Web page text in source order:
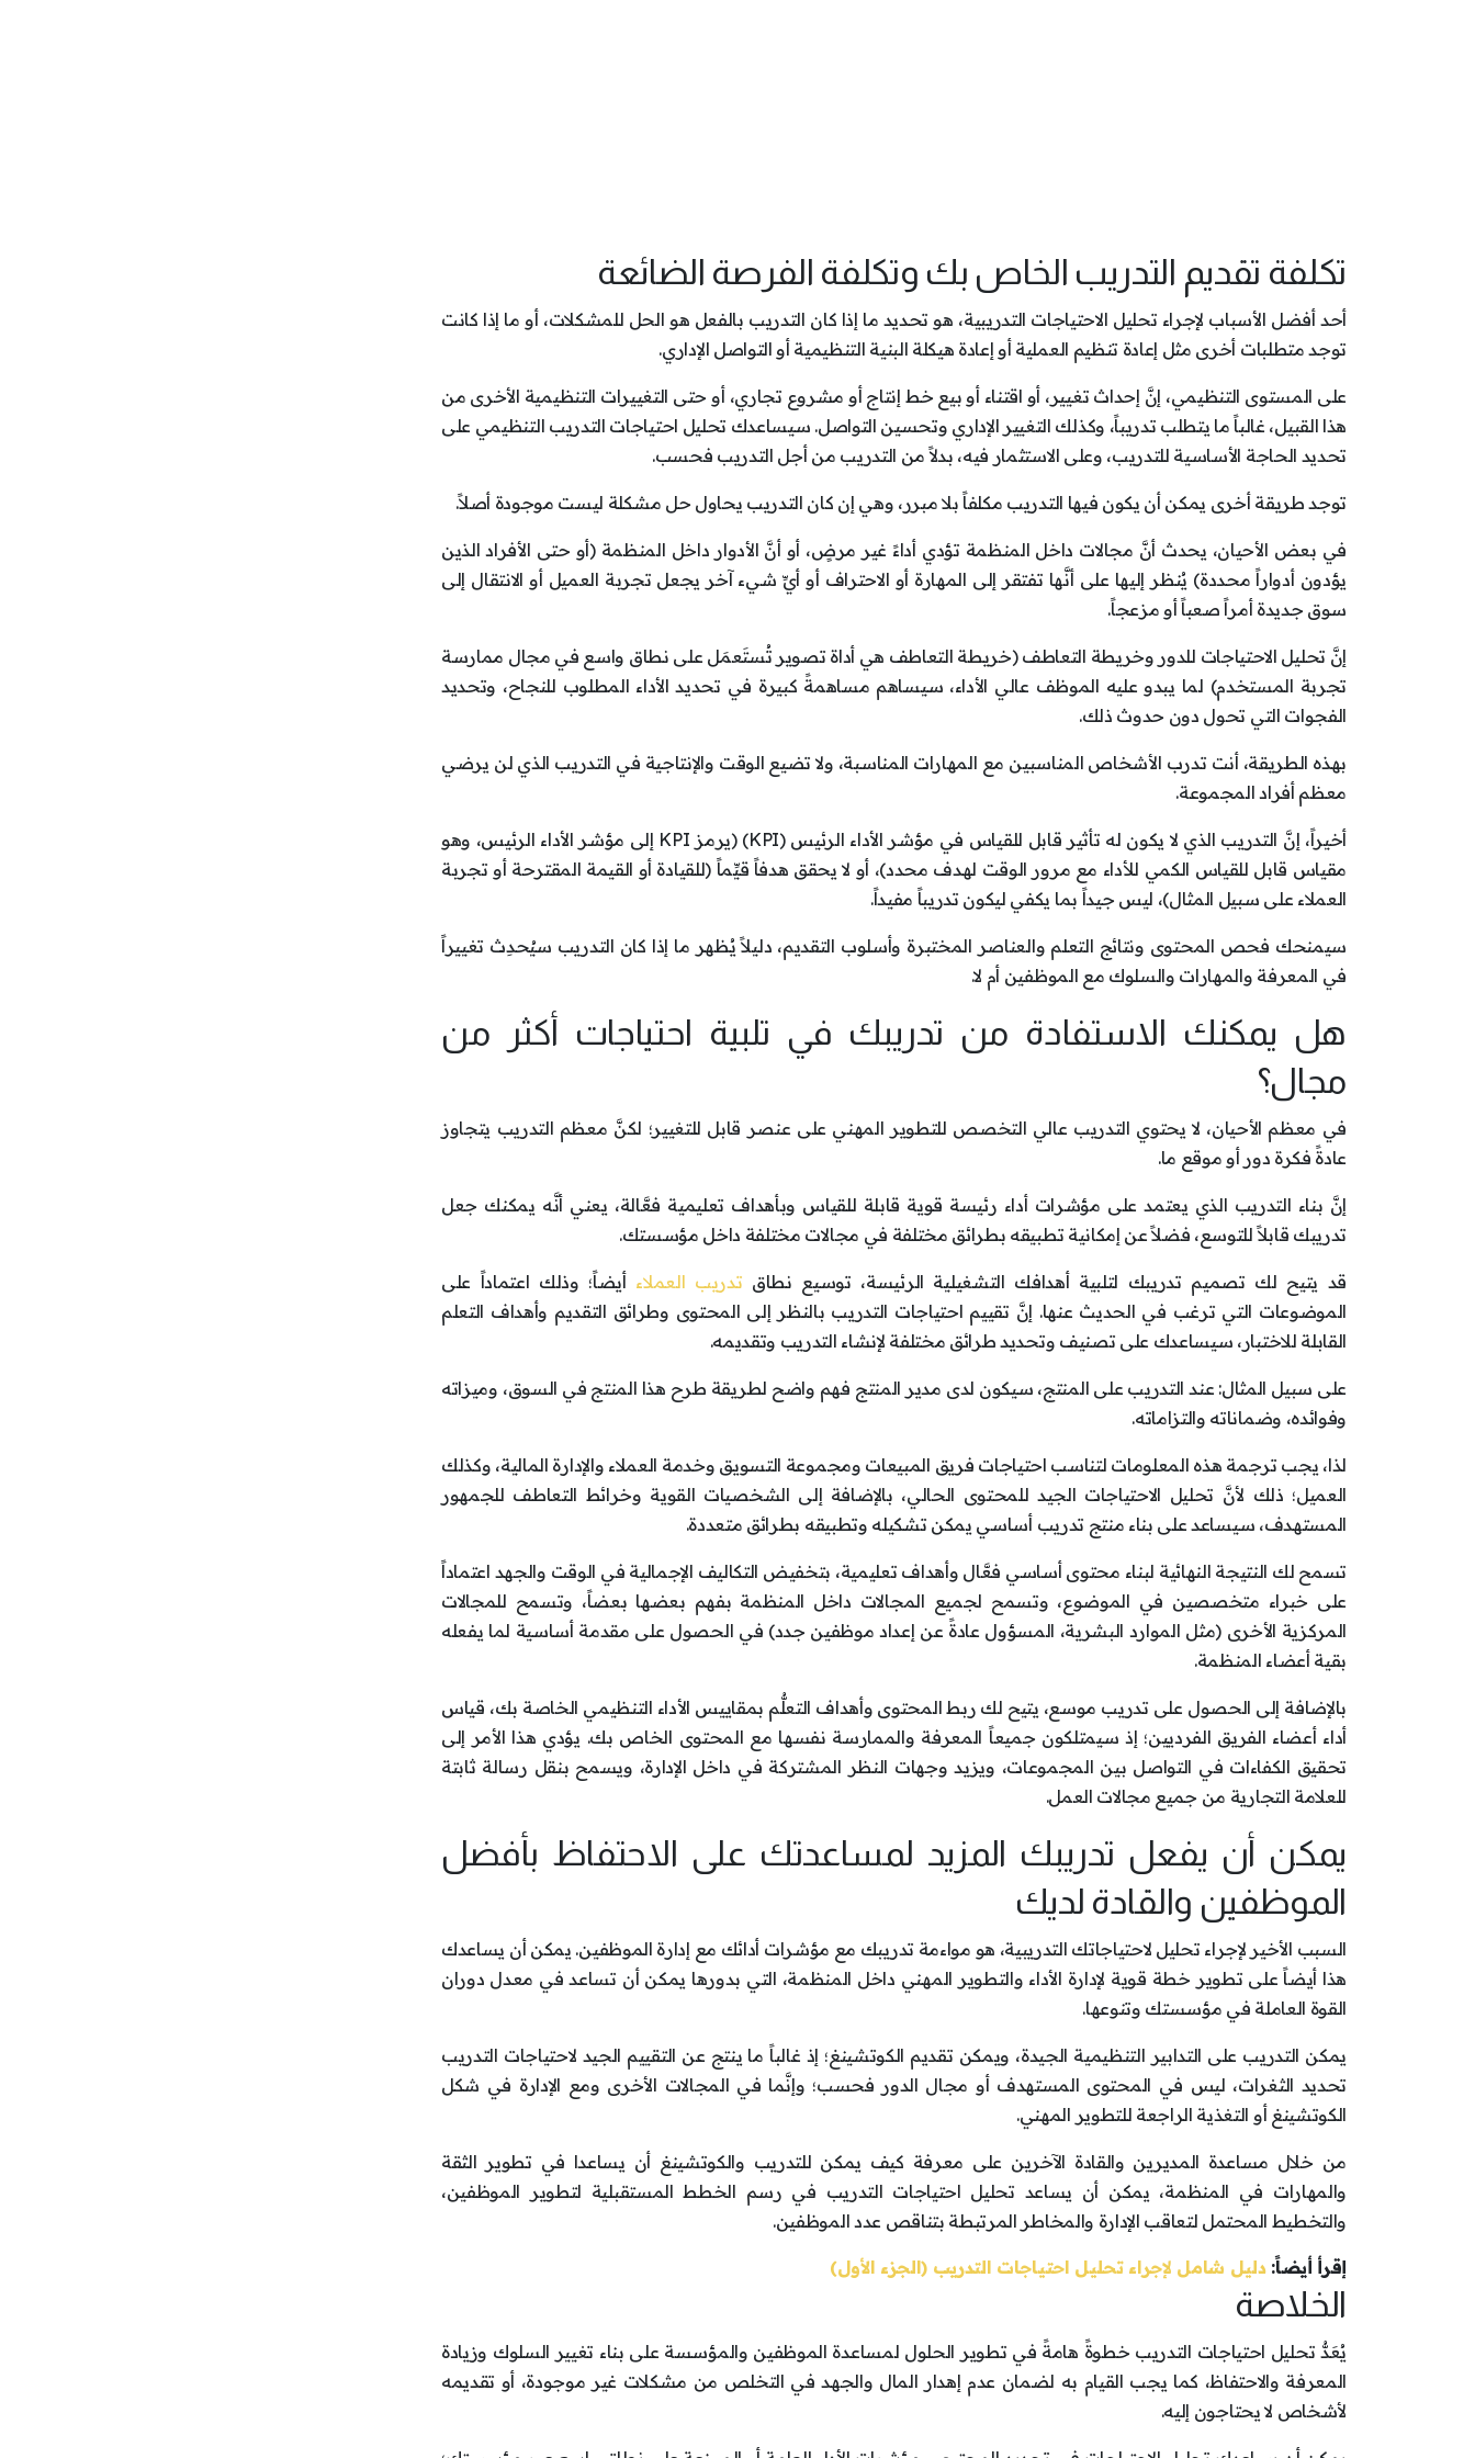
تكلفة تقديم التدريب الخاص بك وتكلفة الفرصة الضائعة
أحد أفضل الأسباب لإجراء تحليل الاحتياجات التدريبية، هو تحديد ما إذا كان التدريب بالفعل هو الحل للمشكلات، أو ما إذا كانت
توجد متطلبات أخرى مثل إعادة تنظيم العملية أو إعادة هيكلة البنية التنظيمية أو التواصل الإداري.
على المستوى التنظيمي، إنَّ إحداث تغيير، أو اقتناء أو بيع خط إنتاج أو مشروع تجاري، أو حتى التغييرات التنظيمية الأخرى من
هذا القبيل، غالباً ما يتطلب تدريباً، وكذلك التغيير الإداري وتحسين التواصل. سيساعدك تحليل احتياجات التدريب التنظيمي على
تحديد الحاجة الأساسية للتدريب، وعلى الاستثمار فيه، بدلاً من التدريب من أجل التدريب فحسب.
توجد طريقة أخرى يمكن أن يكون فيها التدريب مكلفاً بلا مبرر، وهي إن كان التدريب يحاول حل مشكلة ليست موجودة أصلاً.
في بعض الأحيان، يحدث أنَّ مجالات داخل المنظمة تؤدي أداءً غير مرضٍ، أو أنَّ الأدوار داخل المنظمة (أو حتى الأفراد الذين
يؤدون أدواراً محددة) يُنظر إليها على أنَّها تفتقر إلى المهارة أو الاحتراف أو أيِّ شيء آخر يجعل تجربة العميل أو الانتقال إلى
سوق جديدة أمراً صعباً أو مزعجاً.
إنَّ تحليل الاحتياجات للدور وخريطة التعاطف (خريطة التعاطف هي أداة تصوير تُستَعمَل على نطاق واسع في مجال ممارسة
تجربة المستخدم) لما يبدو عليه الموظف عالي الأداء، سيساهم مساهمةً كبيرة في تحديد الأداء المطلوب للنجاح، وتحديد
الفجوات التي تحول دون حدوث ذلك.
بهذه الطريقة، أنت تدرب الأشخاص المناسبين مع المهارات المناسبة، ولا تضيع الوقت والإنتاجية في التدريب الذي لن يرضي
معظم أفراد المجموعة.
أخيراً، إنَّ التدريب الذي لا يكون له تأثير قابل للقياس في مؤشر الأداء الرئيس (KPI) (يرمز KPI إلى مؤشر الأداء الرئيس، وهو
مقياس قابل للقياس الكمي للأداء مع مرور الوقت لهدف محدد)، أو لا يحقق هدفاً قيِّماً (للقيادة أو القيمة المقترحة أو تجربة
العملاء على سبيل المثال)، ليس جيداً بما يكفي ليكون تدريباً مفيداً.
سيمنحك فحص المحتوى ونتائج التعلم والعناصر المختبرة وأسلوب التقديم، دليلاً يُظهر ما إذا كان التدريب سيُحدِث تغييراً
في المعرفة والمهارات والسلوك مع الموظفين أم لا.
هل يمكنك الاستفادة من تدريبك في تلبية احتياجات أكثر من
مجال؟
في معظم الأحيان، لا يحتوي التدريب عالي التخصص للتطوير المهني على عنصر قابل للتغيير؛ لكنَّ معظم التدريب يتجاوز
عادةً فكرة دور أو موقع ما.
إنَّ بناء التدريب الذي يعتمد على مؤشرات أداء رئيسة قوية قابلة للقياس وبأهداف تعليمية فعَّالة، يعني أنَّه يمكنك جعل
تدريبك قابلاً للتوسع، فضلاً عن إمكانية تطبيقه بطرائق مختلفة في مجالات مختلفة داخل مؤسستك.
قد يتيح لك تصميم تدريبك لتلبية أهدافك التشغيلية الرئيسة، توسيع نطاق تدريب العملاء أيضاً؛ وذلك اعتماداً على
الموضوعات التي ترغب في الحديث عنها. إنَّ تقييم احتياجات التدريب بالنظر إلى المحتوى وطرائق التقديم وأهداف التعلم
القابلة للاختبار، سيساعدك على تصنيف وتحديد طرائق مختلفة لإنشاء التدريب وتقديمه.
على سبيل المثال: عند التدريب على المنتج، سيكون لدى مدير المنتج فهم واضح لطريقة طرح هذا المنتج في السوق، وميزاته
وفوائده، وضماناته والتزاماته.
لذا، يجب ترجمة هذه المعلومات لتناسب احتياجات فريق المبيعات ومجموعة التسويق وخدمة العملاء والإدارة المالية، وكذلك
العميل؛ ذلك لأنَّ تحليل الاحتياجات الجيد للمحتوى الحالي، بالإضافة إلى الشخصيات القوية وخرائط التعاطف للجمهور
المستهدف، سيساعد على بناء منتج تدريب أساسي يمكن تشكيله وتطبيقه بطرائق متعددة.
تسمح لك النتيجة النهائية لبناء محتوى أساسي فعَّال وأهداف تعليمية، بتخفيض التكاليف الإجمالية في الوقت والجهد اعتماداً
على خبراء متخصصين في الموضوع، وتسمح لجميع المجالات داخل المنظمة بفهم بعضها بعضاً، وتسمح للمجالات
المركزية الأخرى (مثل الموارد البشرية، المسؤول عادةً عن إعداد موظفين جدد) في الحصول على مقدمة أساسية لما يفعله
بقية أعضاء المنظمة.
بالإضافة إلى الحصول على تدريب موسع، يتيح لك ربط المحتوى وأهداف التعلُّم بمقاييس الأداء التنظيمي الخاصة بك، قياس
أداء أعضاء الفريق الفرديين؛ إذ سيمتلكون جميعاً المعرفة والممارسة نفسها مع المحتوى الخاص بك. يؤدي هذا الأمر إلى
تحقيق الكفاءات في التواصل بين المجموعات، ويزيد وجهات النظر المشتركة في داخل الإدارة، ويسمح بنقل رسالة ثابتة
للعلامة التجارية من جميع مجالات العمل.
يمكن أن يفعل تدريبك المزيد لمساعدتك على الاحتفاظ بأفضل
الموظفين والقادة لديك
السبب الأخير لإجراء تحليل لاحتياجاتك التدريبية، هو مواءمة تدريبك مع مؤشرات أدائك مع إدارة الموظفين. يمكن أن يساعدك
هذا أيضاً على تطوير خطة قوية لإدارة الأداء والتطوير المهني داخل المنظمة، التي بدورها يمكن أن تساعد في معدل دوران
القوة العاملة في مؤسستك وتنوعها.
يمكن التدريب على التدابير التنظيمية الجيدة، ويمكن تقديم الكوتشينغ؛ إذ غالباً ما ينتج عن التقييم الجيد لاحتياجات التدريب
تحديد الثغرات، ليس في المحتوى المستهدف أو مجال الدور فحسب؛ وإنَّما في المجالات الأخرى ومع الإدارة في شكل
الكوتشينغ أو التغذية الراجعة للتطوير المهني.
من خلال مساعدة المديرين والقادة الآخرين على معرفة كيف يمكن للتدريب والكوتشينغ أن يساعدا في تطوير الثقة
والمهارات في المنظمة، يمكن أن يساعد تحليل احتياجات التدريب في رسم الخطط المستقبلية لتطوير الموظفين،
والتخطيط المحتمل لتعاقب الإدارة والمخاطر المرتبطة بتناقص عدد الموظفين.
إقرأ أيضاً:دليل شامل لإجراء تحليل احتياجات التدريب (الجزء الأول)
الخلاصة
يُعَدُّ تحليل احتياجات التدريب خطوةً هامةً في تطوير الحلول لمساعدة الموظفين والمؤسسة على بناء تغيير السلوك وزيادة
المعرفة والاحتفاظ، كما يجب القيام به لضمان عدم إهدار المال والجهد في التخلص من مشكلات غير موجودة، أو تقديمه
لأشخاص لا يحتاجون إليه.